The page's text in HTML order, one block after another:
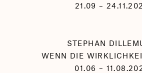
21.09 –
STEPHAN
WENN DIE
01.06 –